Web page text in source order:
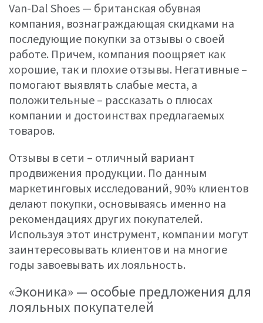
Van-Dal Shoes — британская обувная
компания, вознаграждающая скидками на
последующие покупки за отзывы о своей
работе. Причем, компания поощряет как
хорошие, так и плохие отзывы. Негативные –
помогают выявлять слабые места, а
положительные – рассказать о плюсах
компании и достоинствах предлагаемых
товаров.
Отзывы в сети – отличный вариант
продвижения продукции. По данным
маркетинговых исследований, 90% клиентов
делают покупки, основываясь именно на
рекомендациях других покупателей.
Используя этот инструмент, компании могут
заинтересовывать клиентов и на многие
годы завоевывать их лояльность.
«Эконика» — особые предложения для
лояльных покупателей